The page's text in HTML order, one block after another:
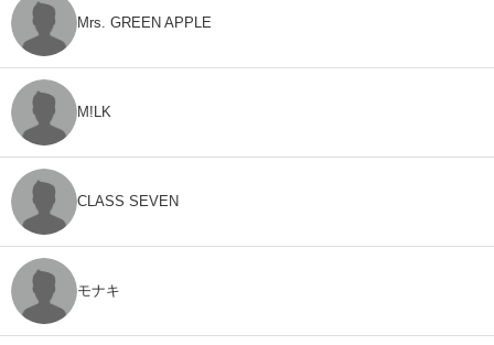
Mrs. GREEN APPLE
M!LK
CLASS SEVEN
モナキ